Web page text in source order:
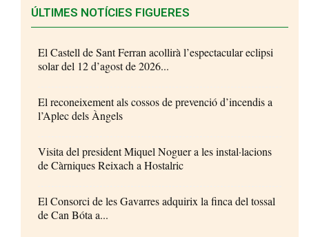
ÚLTIMES NOTÍCIES FIGUERES
El Castell de Sant Ferran acollirà l’espectacular eclipsi
solar del 12 d’agost de 2026...
El reconeixement als cossos de prevenció d’incendis a
l’Aplec dels Àngels
Visita del president Miquel Noguer a les instal·lacions
de Càrniques Reixach a Hostalric
El Consorci de les Gavarres adquirix la finca del tossal
de Can Bóta a...